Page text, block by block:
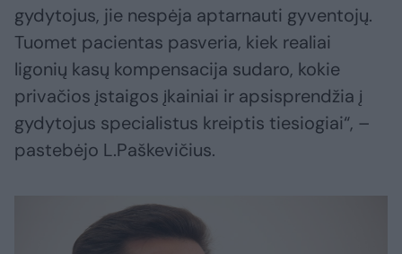
gydytojus, jie nespėja aptarnauti gyventojų.
Tuomet pacientas pasveria, kiek realiai
ligonių kasų kompensacija sudaro, kokie
privačios įstaigos įkainiai ir apsisprendžia į
gydytojus specialistus kreiptis tiesiogiai“, –
pastebėjo L.Paškevičius.